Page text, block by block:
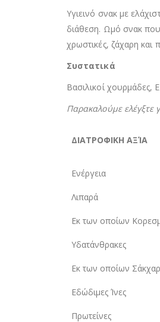
Υγιεινό σνακ με
διάθεση. Ωμό σνακ που
χρωστικές, ζάχαρη και
Συστατικά
Βασιλικοί χουρμάδες,
Παρακαλούμε ελέγξτε
ΔΙΑΤΡΟΦΙΚΗ ΑΞΊΑ
Ενέργεια
Λιπαρά
Εκ των οποίων
Υδατάνθρακες
Εκ των οποίων
Εδώδιμες Ίνες
Πρωτείνες